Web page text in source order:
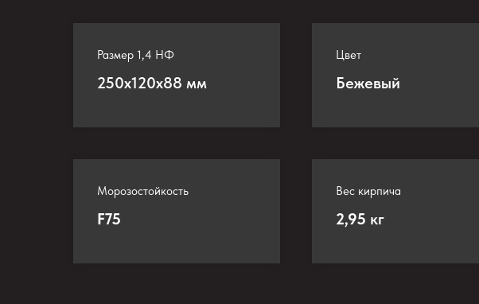
Размер 1,4 НФ
250х120х88 мм
Цвет
Бежевый
Морозостойкость
F75
Вес кирпича
2,95 кг